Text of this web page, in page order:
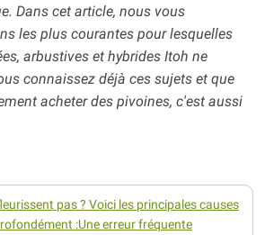
Dans cet article, nous vous
les plus courantes pour lesquelles
arbustives et hybrides Itoh ne
connaissez déjà ces sujets et que
acheter des pivoines, c'est aussi
pas ? Voici les principales causes
:Une erreur fréquente